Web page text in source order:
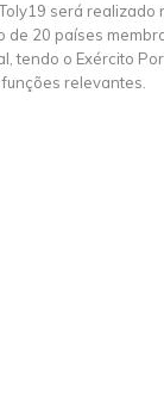
será realizado
de 20 países
tendo o Exército
relevantes.